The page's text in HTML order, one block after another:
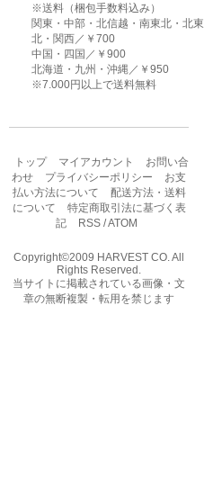
※送料（梱包手数料込み）
関東・中部・北信越・南東北・北東
北・関西／￥700
中国・四国／￥900
北海道・九州・沖縄／￥950
※7.000円以上で送料無料
トップ マイアカウント
お問い合
わせ
プライバシーポリシー
お支
払い方法について
配送方法・送料
について
特定商取引法に基づく表
記
RSS /ATOM
Copyright©2009 HARVEST CO. All
Rights Reserved.
当サイトに掲載されている画像・文
章の無断複製・転用を禁じます